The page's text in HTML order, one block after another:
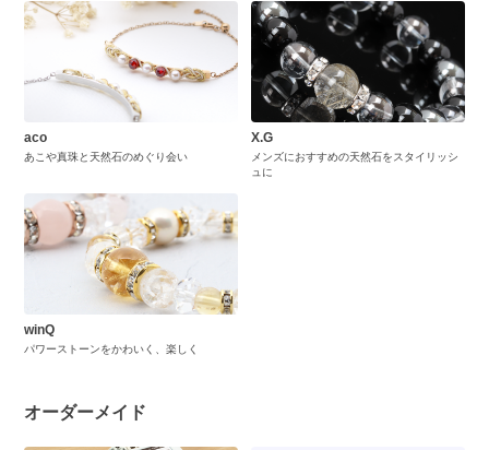
aco
あこや真珠と天然石のめぐり会い
X.G
メンズにおすすめの天然石をスタイリッシ
ュに
winQ
パワーストーンをかわいく、楽しく
オーダーメイド